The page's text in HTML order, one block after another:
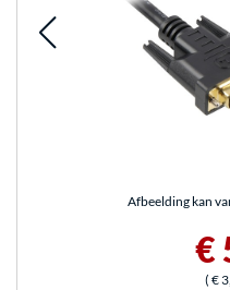
Afbeelding kan
€
( €